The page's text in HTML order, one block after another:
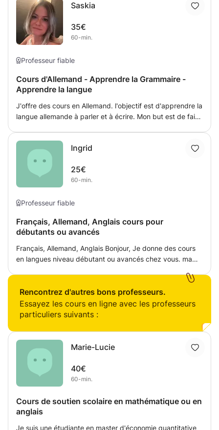
Saskia
35€
60-min.
Professeur fiable
Cours d'Allemand - Apprendre la Grammaire -
Apprendre la langue
J'offre des cours en Allemand. l'objectif est d'apprendre la
langue allemande à parler et à écrire. Mon but est de faire
rapports d'avancement.
Ingrid
25€
60-min.
Professeur fiable
Français, Allemand, Anglais cours pour
débutants ou avancés
Français, Allemand, Anglais Bonjour, Je donne des cours
en langues niveau débutant ou avancés chez vous. ma
Rencontrez d'autres bons professeurs.
Essayez les cours en ligne avec les professeurs
particuliers suivants :
Marie-Lucie
40€
60-min.
Cours de soutien scolaire en mathématique ou en
anglais
Je suis une étudiante en master d'économie quantitative